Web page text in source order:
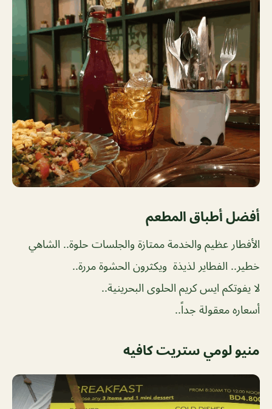
أفضل أطباق المطعم
الأفطار عظيم والخدمة ممتازة والجلسات حلوة.. الشاهي
خطير.. الفطاير لذيذة ويكثرون الحشوة مررة..
لا يفوتكم ايس كريم الحلوى البحرينية..
أسعاره معقولة جداً..
منيو لومي ستريت كافيه